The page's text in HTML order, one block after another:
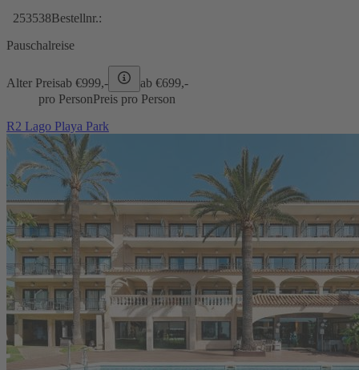
253538Bestellnr.:
Pauschalreise
Alter Preisab €999,- ab €699,-
pro PersonPreis pro Person
R2 Lago Playa Park